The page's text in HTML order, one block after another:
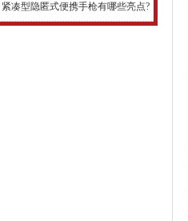
紧凑型隐匿式便携手枪有哪些亮点?